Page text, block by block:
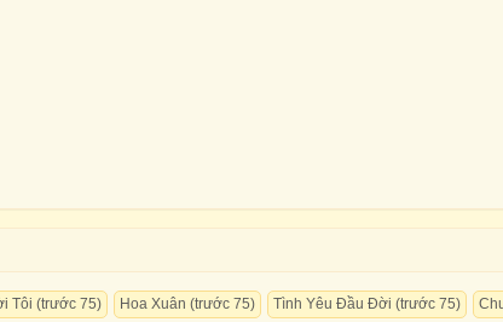
Tôi (trước 75) Hoa Xuân (trước 75) Tình Yêu Đầu Đời (trước 75)